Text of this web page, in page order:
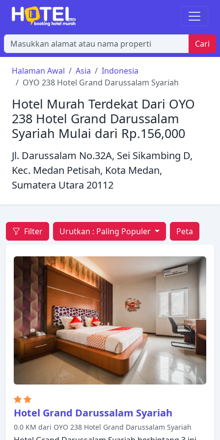
Cari
Halaman Awal Asia
Indonesia
OYO 238 Hotel Grand Darussalam Syariah
Hotel Murah Terdekat Dari OYO
238 Hotel Grand Darussalam
Syariah Mulai dari Rp.156,000
Jl. Darussalam No.32A, Sei Sikambing D,
Kec. Medan Petisah, Kota Medan,
Sumatera Utara 20112
Filter Urutkan : Paling Populer Peta
Hotel Grand Darussalam Syariah
0.0 KM dari OYO 238 Hotel Grand Darussalam Syariah